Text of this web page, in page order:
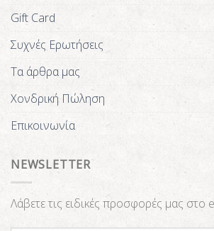
Gift Card
Συχνές Ερωτήσεις
Τα άρθρα μας
Χονδρική Πώληση
Επικοινωνία
NEWSLETTER
Λάβετε τις ειδικές προσφορές μας στο